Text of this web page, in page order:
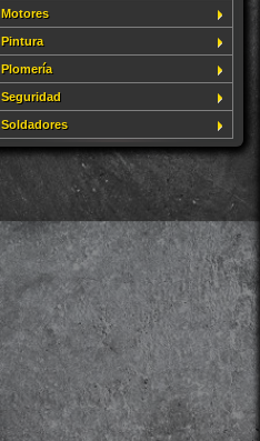
Motores
Pintura
Plomería
Seguridad
Soldadores